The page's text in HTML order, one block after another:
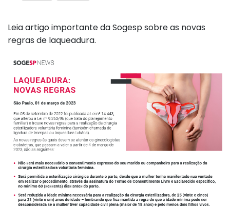
Leia artigo importante da Sogesp sobre as novas
regras de laqueadura.